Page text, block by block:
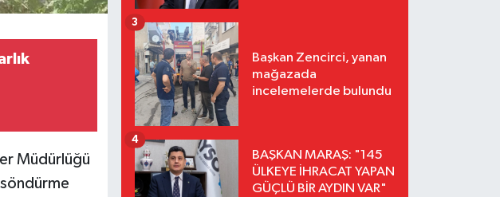
Müdürlüğü
Başkan Zencirci, yanan
mağazada
incelemelerde bulundu
3
BAŞKAN MARAŞ: "145
ÜLKEYE İHRACAT YAPAN
GÜÇLÜ BİR AYDIN VAR"
4